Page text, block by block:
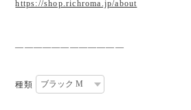
https://shop.richroma.jp/about
————————————
種類